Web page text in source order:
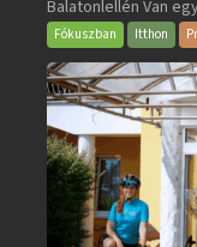
2026
bejegyzéshez
Balatonlellén Van
Fókuszban Itthon